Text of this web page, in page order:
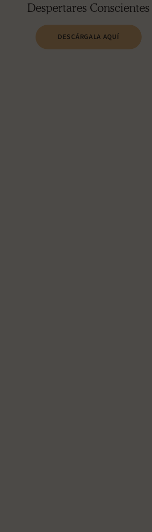
Despertares Conscientes
DESCÁRGALA AQUÍ